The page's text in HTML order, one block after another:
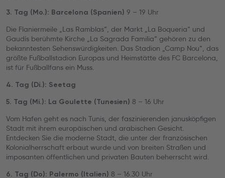
3. Tag (Mo.): Barcelona (Spanien) 9 – 19 Uhr
Die Flaniermeile „Las Ramblas“, der Markt „La Boqueria“ und
Gaudís berühmte Kirche „La Sagrada Familia“ gehören zu den
bekanntesten Sehenswürdigkeiten. Das Stadion „Camp Nou“, das
größte Fußballstadion Europas und Heimstätte des FC Barcelona,
ist für Fußballfans ein Muss.
4. Tag (Di.): Seetag
5. Tag (Mi.): La Goulette (Tunesien) 8 – 16 Uhr
Vom Hafen geht es nach Tunis, der faszinierenden janusköpfigen
Stadt mit ihrem europäischen und arabischen Gesicht.
Entdecken Sie die moderne Stadt, die unter der französischen
Kolonialherrschaft erbaut wurde und von breiten Straßen und
imposanten öffentlichen und privaten Bauten beherrscht wird.
6. Tag (Do): Palermo (Italien) 8 – 16.30 Uhr